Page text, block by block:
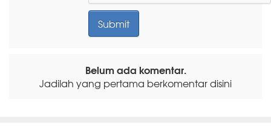
Belum ada komentar.
Jadilah yang pertama berkomentar disini